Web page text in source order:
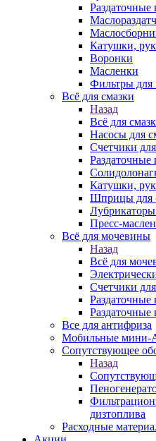
Раздаточные
Катушки,
Воронки
Масленки
Фильтры для
Всё для смазки
Назад
Всё для
Насосы для
Счетчики
Раздаточные
Катушки,
Шприцы для
Лубрикаторы
Пресс-
Всё для мочевины
Назад
Всё для
Счетчики
Все для антифриза
Мобильные мини-
Сопутствующее
Назад
дизтоплива
Расходные